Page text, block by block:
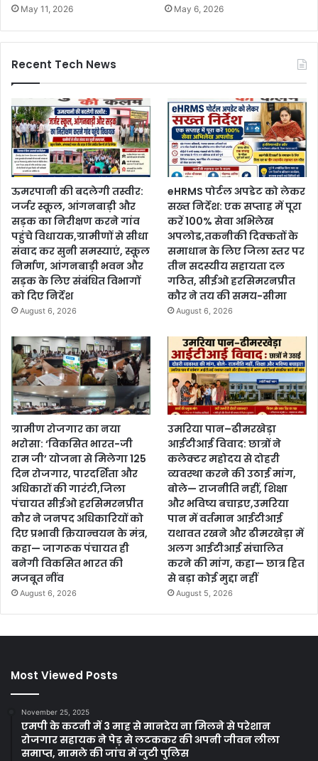
May 11, 2026 May 6, 2026
Recent Tech News
ऊमरपानी की बदलेगी तस्वीर:
जर्जर स्कूल, आंगनबाड़ी और
सड़क का निरीक्षण करने गांव
पहुंचे विधायक,ग्रामीणों से सीधा
संवाद कर सुनी समस्याएं, स्कूल
निर्माण, आंगनबाड़ी भवन और
सड़क के लिए संबंधित विभागों
को दिए निर्देश
August 6, 2026
eHRMS पोर्टल अपडेट को लेकर
सख्त निर्देश: एक सप्ताह में पूरा
करें 100% सेवा अभिलेख
अपलोड,तकनीकी दिक्कतों के
समाधान के लिए जिला स्तर पर
तीन सदस्यीय सहायता दल
गठित, सीईओ हरसिमरनप्रीत
कौर ने तय की समय-सीमा
August 6, 2026
ग्रामीण रोजगार का नया
भरोसा: ‘विकसित भारत-जी
राम जी’ योजना से मिलेगा 125
दिन रोजगार, पारदर्शिता और
अधिकारों की गारंटी,जिला
पंचायत सीईओ हरसिमरनप्रीत
कौर ने जनपद अधिकारियों को
दिए प्रभावी क्रियान्वयन के मंत्र,
कहा— जागरूक पंचायत ही
बनेगी विकसित भारत की
मजबूत नींव
August 6, 2026
उमरिया पान–ढीमरखेड़ा
आईटीआई विवाद: छात्रों ने
कलेक्टर महोदय से दोहरी
व्यवस्था करने की उठाई मांग,
बोले— राजनीति नहीं, शिक्षा
और भविष्य बचाइए,उमरिया
पान में वर्तमान आईटीआई
यथावत रखने और ढीमरखेड़ा में
अलग आईटीआई संचालित
करने की मांग, कहा— छात्र हित
से बड़ा कोई मुद्दा नहीं
August 5, 2026
Most Viewed Posts
November 25, 2025
एमपी के कटनी में 3 माह से मानदेय ना मिलने से परेशान
रोजगार सहायक ने पेड़ से लटककर की अपनी जीवन लीला
समाप्त, मामले की जांच में जुटी पुलिस